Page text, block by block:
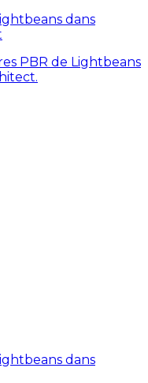
dans
PBR de Lightbeans
dans